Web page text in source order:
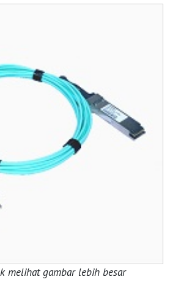
melihat gambar lebih besar